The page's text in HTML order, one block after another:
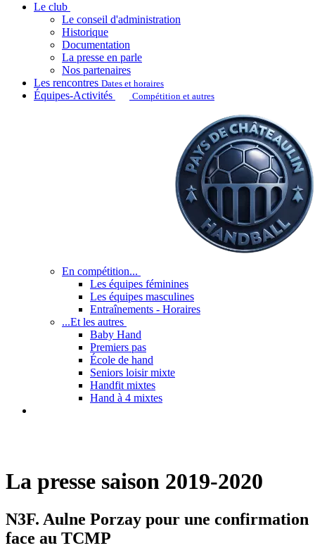
Le club
Le conseil d'administration
Historique
Documentation
La presse en parle
Nos partenaires
Les rencontres Dates et horaires
Équipes-Activités Compétition et autres
En compétition...
Les équipes féminines
Les équipes masculines
Entraînements - Horaires
...Et les autres
Baby Hand
Premiers pas
École de hand
Seniors loisir mixte
Handfit mixtes
Hand à 4 mixtes
La presse saison 2019-2020
N3F. Aulne Porzay pour une confirmation
face au TCMP